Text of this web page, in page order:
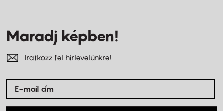
Maradj képben!
Iratkozz fel hírlevelünkre!